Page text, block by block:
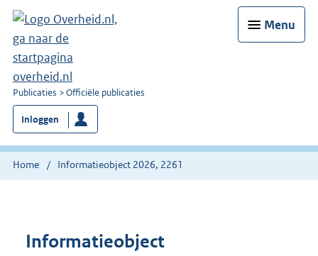
Menu
U
bent
nu
hier:
Publicaties Officiële publicaties
Inloggen
Home Informatieobject 2026, 2261
Informatieobject